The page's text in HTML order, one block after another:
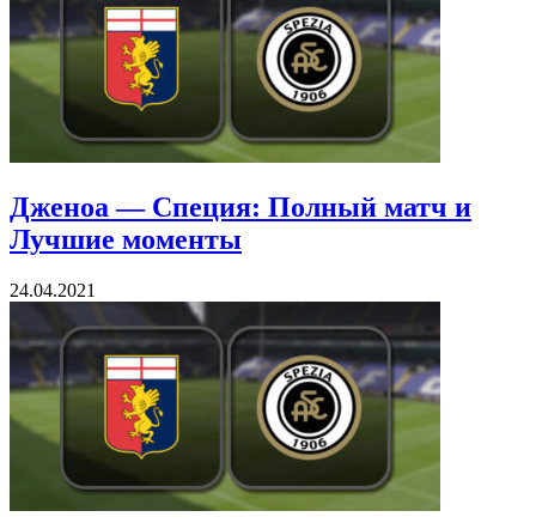
Дженоа — Специя: Полный матч и
Лучшие моменты
24.04.2021